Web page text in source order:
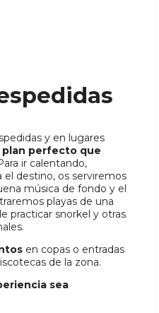
y en lugares
plan perfecto que
ir calentando,
destino, os serviremos
música de fondo y el
playas de una
practicar snorkel y otras
en copas o entradas
de la zona.
sea